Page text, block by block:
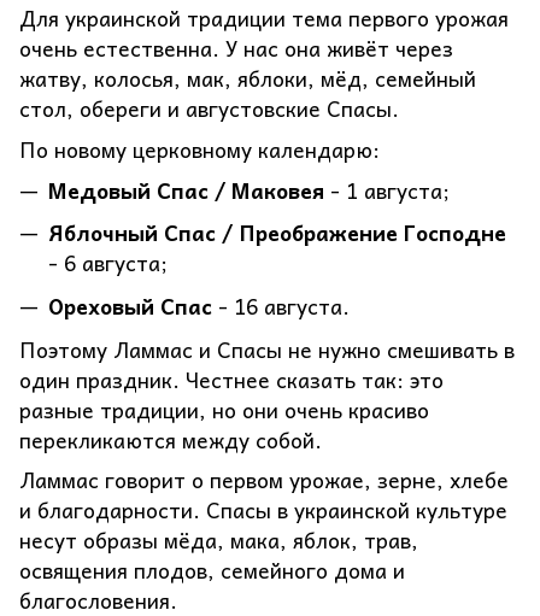
Для украинской традиции тема первого урожая
очень естественна. У нас она живёт через
жатву, колосья, мак, яблоки, мёд, семейный
стол, обереги и августовские Спасы.
По новому церковному календарю:
Медовый Спас / Маковея - 1 августа;
Яблочный Спас / Преображение Господне
- 6 августа;
Ореховый Спас - 16 августа.
Поэтому Ламмас и Спасы не нужно смешивать в
один праздник. Честнее сказать так: это
разные традиции, но они очень красиво
перекликаются между собой.
Ламмас говорит о первом урожае, зерне, хлебе
и благодарности. Спасы в украинской культуре
несут образы мёда, мака, яблок, трав,
освящения плодов, семейного дома и
благословения.